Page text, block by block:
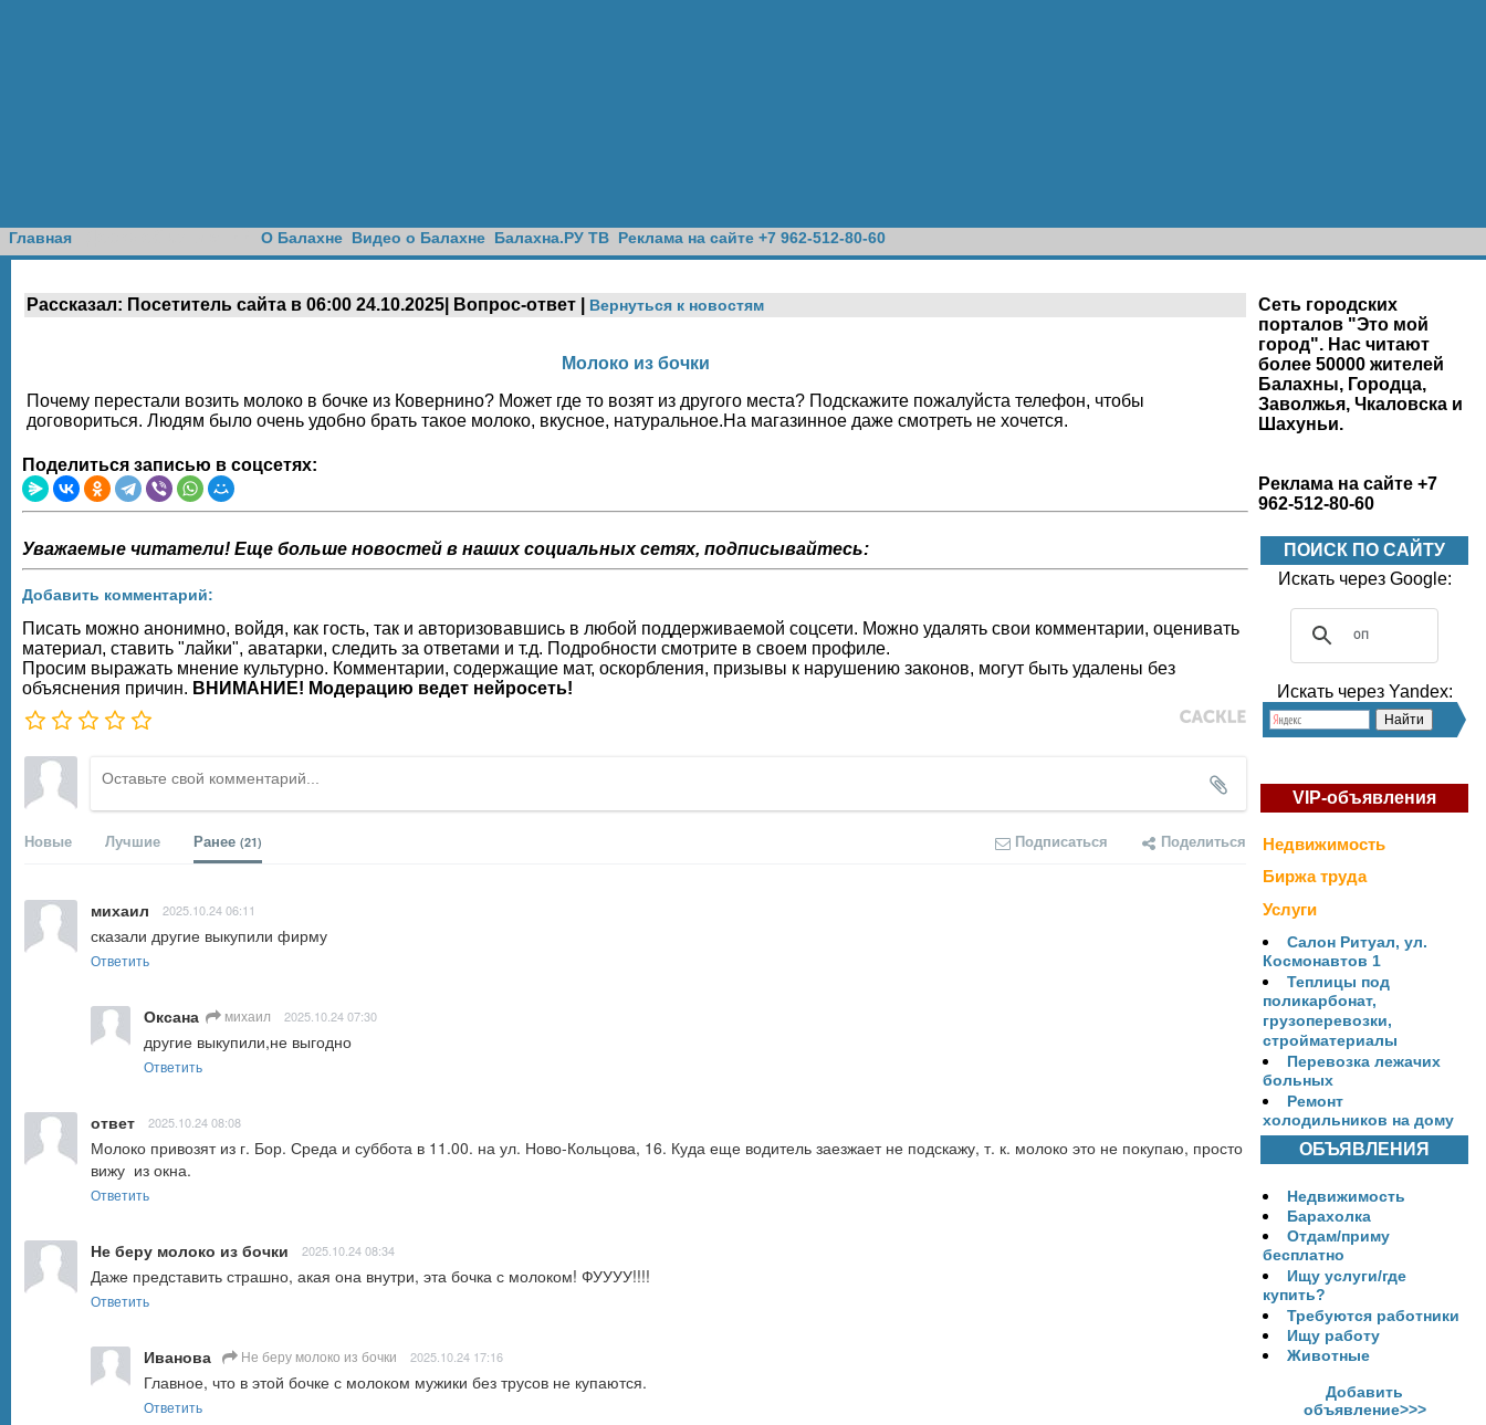
Главная О Балахне Видео о Балахне Балахна.РУ ТВ Реклама на сайте +7 962-512-80-60
Рассказал: Посетитель сайта в 06:00 24.10.2025| Вопрос-ответ | Вернуться к новостям
Молоко из бочки
Почему перестали возить молоко в бочке из Ковернино? Может где то возят из другого места? Подскажите пожалуйста телефон, чтобы
договориться. Людям было очень удобно брать такое молоко, вкусное, натуральное.На магазинное даже смотреть не хочется.
Поделиться записью в соцсетях:
Уважаемые читатели! Еще больше новостей в наших социальных сетях, подписывайтесь:
Добавить комментарий:
Писать можно анонимно, войдя, как гость, так и авторизовавшись в любой поддерживаемой соцсети. Можно удалять свои комментарии, оценивать
материал, ставить "лайки", аватарки, следить за ответами и т.д. Подробности смотрите в своем профиле.
Просим выражать мнение культурно. Комментарии, содержащие мат, оскорбления, призывы к нарушению законов, могут быть удалены без
объяснения причин. ВНИМАНИЕ! Модерацию ведет нейросеть!
Новые Лучшие Ранее (21) Подписаться Поделиться
михаил 2025.10.24 06:11
сказали другие выкупили фирму
Ответить
Оксана михаил 2025.10.24 07:30
другие выкупили,не выгодно
Ответить
ответ 2025.10.24 08:08
Молоко привозят из г. Бор. Среда и суббота в 11.00. на ул. Ново-Кольцова, 16. Куда еще водитель заезжает не подскажу, т. к. молоко это не покупаю, просто
вижу  из окна.
Ответить
Не беру молоко из бочки 2025.10.24 08:34
Даже представить страшно, акая она внутри, эта бочка с молоком! ФУУУУ!!!!
Ответить
Иванова Не беру молоко из бочки 2025.10.24 17:16
Главное, что в этой бочке с молоком мужики без трусов не купаются.
Ответить
Сеть городских
порталов "Это мой
город". Нас читают
более 50000 жителей
Балахны, Городца,
Заволжья, Чкаловска и
Шахуньи.
Реклама на сайте +7
962-512-80-60
ПОИСК ПО САЙТУ
Искать через Google:
Искать через Yandex:
VIP-объявления
Недвижимость
Биржа труда
Услуги
Салон Ритуал, ул.
Космонавтов 1
Теплицы под
поликарбонат,
грузоперевозки,
стройматериалы
Перевозка лежачих
больных
Ремонт
холодильников на дому
ОБЪЯВЛЕНИЯ
Недвижимость
Барахолка
Отдам/приму
бесплатно
Ищу услуги/где
купить?
Требуются работники
Ищу работу
Животные
Добавить
объявление>>>